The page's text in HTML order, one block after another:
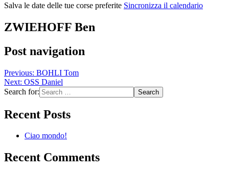
Salva le date delle tue corse preferite Sincronizza il calendario
ZWIEHOFF Ben
Post navigation
Previous: BOHLI Tom
Next: OSS Daniel
Search for:
Recent Posts
Ciao mondo!
Recent Comments